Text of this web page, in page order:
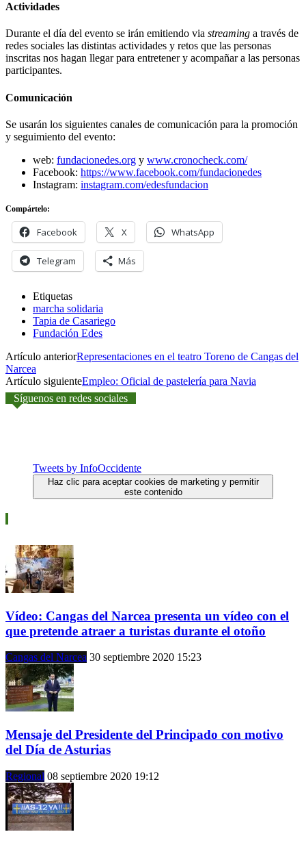
Actividades
Durante el día del evento se irán emitiendo via streaming a través de
redes sociales las distintas actividades y retos que las personas
inscritas nos hagan llegar para entretener y acompañar a las personas
participantes.
Comunicación
Se usarán los siguientes canales de comunicación para la promoción
y seguimiento del evento:
web: fundacionedes.org y www.cronocheck.com/
Facebook: https://www.facebook.com/fundacionedes
Instagram: instagram.com/edesfundacion
Compártelo:
Facebook X WhatsApp
Telegram Más
Etiquetas
marcha solidaria
Tapia de Casariego
Fundación Edes
Artículo anteriorRepresentaciones en el teatro Toreno de Cangas del
Narcea
Artículo siguienteEmpleo: Oficial de pastelería para Navia
Síguenos en redes sociales
Tweets by InfoOccidente
Haz clic para aceptar cookies de marketing y permitir
este contenido
Vídeo: Cangas del Narcea presenta un vídeo con el
que pretende atraer a turistas durante el otoño
Cangas del Narcea 30 septiembre 2020 15:23
Mensaje del Presidente del Principado con motivo
del Día de Asturias
Regional 08 septiembre 2020 19:12